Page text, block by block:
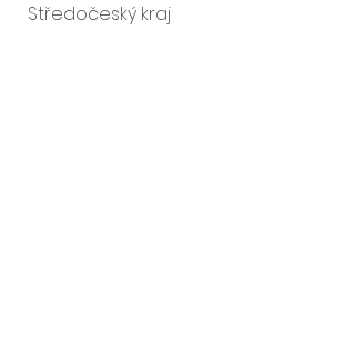
Středočeský kraj